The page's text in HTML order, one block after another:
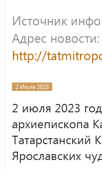
Источник
Адрес новости:
http://
2 Июля 2023
2 июля 2023
архиепископа
Ярославских